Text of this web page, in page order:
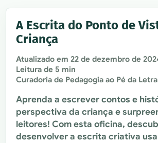
A Escrita do Ponto de
Criança
Atualizado em22 de dezembro de
Leitura de 5 min
Curadoria de Pedagogia ao Pé da Letra
Aprenda a escrever contos e
perspectiva da criança e
leitores! Com esta oficina,
desenvolver a escrita criativa